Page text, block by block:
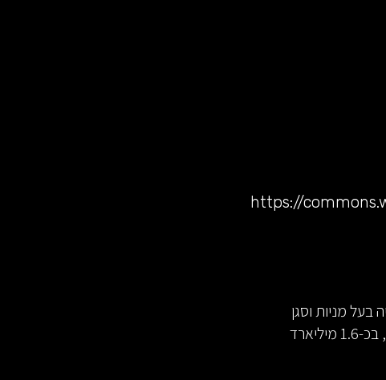
https://
בעל מניות וסגן
יו"ר של הקונצרן האמריקאי ברקשייר האת'וויי. הונו האישי של מאנגר הוערך, בכ-1.6 מיליארד